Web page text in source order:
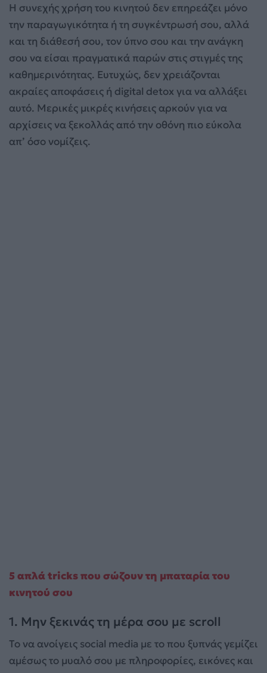
Η συνεχής χρήση του κινητού δεν επηρεάζει μόνο
την παραγωγικότητα ή τη συγκέντρωσή σου, αλλά
και τη διάθεσή σου, τον ύπνο σου και την ανάγκη
σου να είσαι πραγματικά παρών στις στιγμές της
καθημερινότητας. Ευτυχώς, δεν χρειάζονται
ακραίες αποφάσεις ή digital detox για να αλλάξει
αυτό. Μερικές μικρές κινήσεις αρκούν για να
αρχίσεις να ξεκολλάς από την οθόνη πιο εύκολα
απ’ όσο νομίζεις.
5 απλά tricks που σώζουν τη μπαταρία του
κινητού σου
1. Μην ξεκινάς τη μέρα σου με scroll
Το να ανοίγεις social media με το που ξυπνάς γεμίζει
αμέσως το μυαλό σου με πληροφορίες, εικόνες και